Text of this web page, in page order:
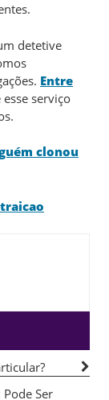
detetive
Entre
serviço
clonou
Ser